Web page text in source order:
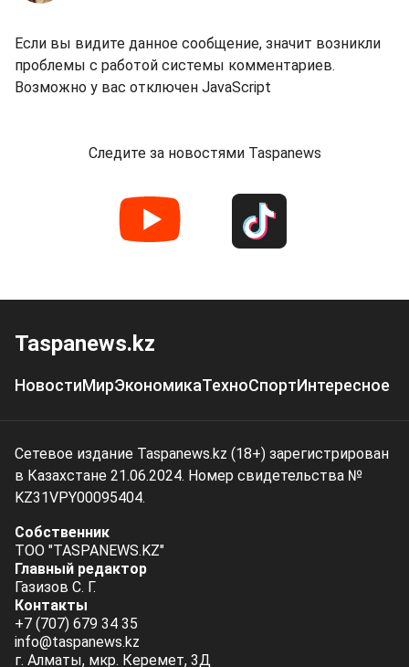
Если вы видите данное сообщение, значит возникли
проблемы с работой системы комментариев.
Возможно у вас отключен JavaScript
Следите за новостями Taspanews
Taspanews.kz
НовостиМирЭкономикаТехноСпортИнтересное
Сетевое издание Taspanews.kz (18+) зарегистрирован
в Казахстане 21.06.2024. Номер свидетельства №
KZ31VPY00095404.
Собственник
ТОО "TASPANEWS.KZ"
Главный редактор
Газизов С. Г.
Контакты
+7 (707) 679 34 35
info@taspanews.kz
г. Алматы, мкр. Керемет, 3Д